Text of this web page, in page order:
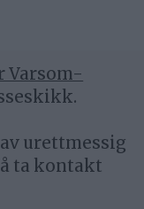
Varsom-
urettmessig
ta kontakt